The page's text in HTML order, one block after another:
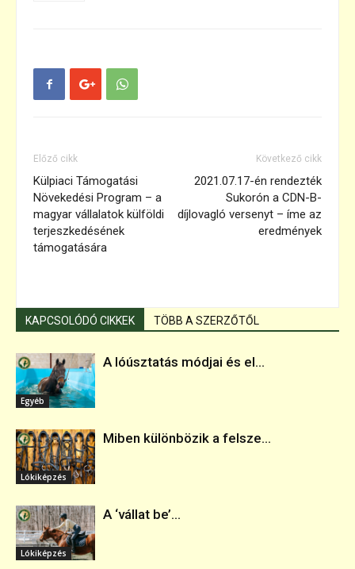
Előző cikk
Külpiaci Támogatási
Növekedési Program – a
magyar vállalatok külföldi
terjeszkedésének
támogatására
Következő cikk
2021.07.17-én rendezték
Sukorón a CDN-B-
díjlovagló versenyt – íme az
eredmények
KAPCSOLÓDÓ CIKKEK TÖBB A SZERZŐTŐL
Egyéb
A lóúsztatás módjai és el...
Lókiképzés
Miben különbözik a felsze...
Lókiképzés
A ‘vállat be’...